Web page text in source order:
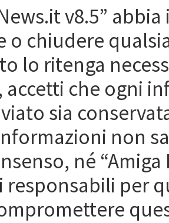
v8.5”
o chiudere
lo ritenga
accetti che ogni
sia
non
né
responsabili per